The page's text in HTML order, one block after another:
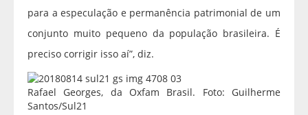
para a especulação e permanência patrimonial de um
conjunto muito pequeno da população brasileira. É
preciso corrigir isso aí”, diz.
Rafael Georges, da Oxfam Brasil. Foto: Guilherme
Santos/Sul21